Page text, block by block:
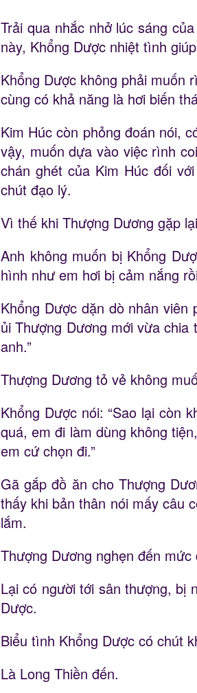
Trải qua nhắc nhở lúc sáng
này, Khổng Dược nhiệt tình
Khổng Dược không phải muốn
cùng có khả năng là hơi biến
Kim Húc còn phỏng đoán nói,
vậy, muốn dựa vào việc rình
chán ghét của Kim Húc đối
chút đạo lý.
Vì thế khi Thượng Dương gặp
Anh không muốn bị Khổng
hình như em hơi bị cảm nắng
Khổng Dược dặn dò nhân
ủi Thượng Dương mới vừa
anh.”
Thượng Dương tỏ vẻ không
Khổng Dược nói: “Sao lại còn
quá, em đi làm dùng không
em cứ chọn đi.”
Gã gắp đồ ăn cho Thượng
thấy khi bản thân nói mấy câu
lắm.
Thượng Dương nghẹn đến
Lại có người tới sân thượng, bị
Dược.
Biểu tình Khổng Dược có chút
Là Long Thiền đến.